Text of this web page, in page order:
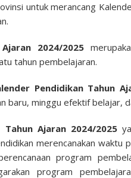
untuk merancang
2024/2025
tahun pembelajaran.
Pendidikan Tahun
baru, minggu efektif belajar,
Ajaran 2024/2025
merencanakan waktu
program
program